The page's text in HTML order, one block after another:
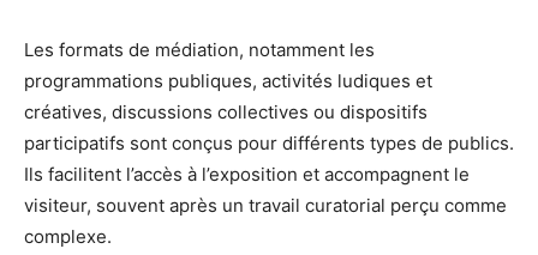
Les formats de médiation, notamment les
programmations publiques, activités ludiques et
créatives, discussions collectives ou dispositifs
participatifs sont conçus pour différents types de publics.
Ils facilitent l’accès à l’exposition et accompagnent le
visiteur, souvent après un travail curatorial perçu comme
complexe.